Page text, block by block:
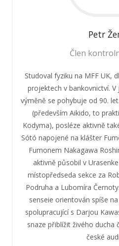
Petr
Člen
Studoval fyziku na MFF UK,
projektech v bankovnictví.
výměně se pohybuje od 90.
(především Aikido, to
Kodyma), posléze aktivně
Sótó napojené na klášter
Fumonem Nakagawa
aktivně působil v
místopředseda sekce za
Podruha a Lubomíra
senseie orientován spíše
spolupracující s Darjou
snaze přiblížit živého ducha
české